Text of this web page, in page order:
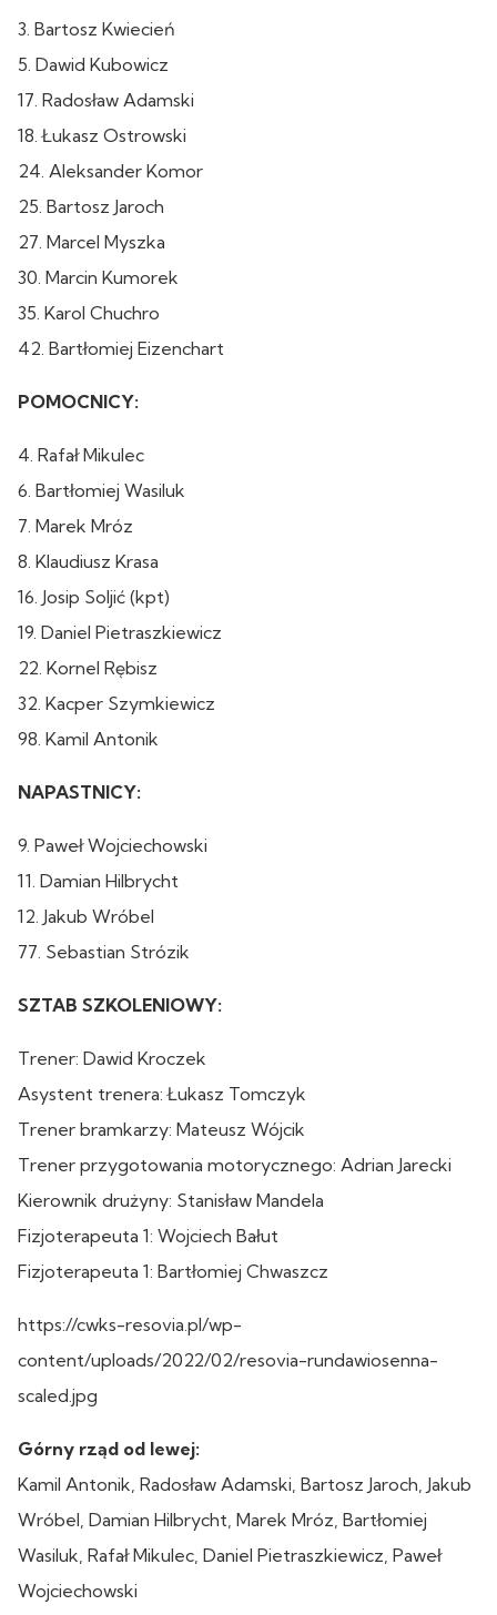
3. Bartosz Kwiecień
5. Dawid Kubowicz
17. Radosław Adamski
18. Łukasz Ostrowski
24. Aleksander Komor
25. Bartosz Jaroch
27. Marcel Myszka
30. Marcin Kumorek
35. Karol Chuchro
42. Bartłomiej Eizenchart
POMOCNICY:
4. Rafał Mikulec
6. Bartłomiej Wasiluk
7. Marek Mróz
8. Klaudiusz Krasa
16. Josip Soljić (kpt)
19. Daniel Pietraszkiewicz
22. Kornel Rębisz
32. Kacper Szymkiewicz
98. Kamil Antonik
NAPASTNICY:
9. Paweł Wojciechowski
11. Damian Hilbrycht
12. Jakub Wróbel
77. Sebastian Strózik
SZTAB SZKOLENIOWY:
Trener: Dawid Kroczek
Asystent trenera: Łukasz Tomczyk
Trener bramkarzy: Mateusz Wójcik
Trener przygotowania motorycznego: Adrian Jarecki
Kierownik drużyny: Stanisław Mandela
Fizjoterapeuta 1: Wojciech Bałut
Fizjoterapeuta 1: Bartłomiej Chwaszcz
https://cwks-resovia.pl/wp-
content/uploads/2022/02/resovia-rundawiosenna-
scaled.jpg
Górny rząd od lewej:
Kamil Antonik, Radosław Adamski, Bartosz Jaroch, Jakub
Wróbel, Damian Hilbrycht, Marek Mróz, Bartłomiej
Wasiluk, Rafał Mikulec, Daniel Pietraszkiewicz, Paweł
Wojciechowski